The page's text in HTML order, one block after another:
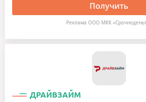
Получить
Реклама ООО МКК
ДРАЙВЗАЙМ